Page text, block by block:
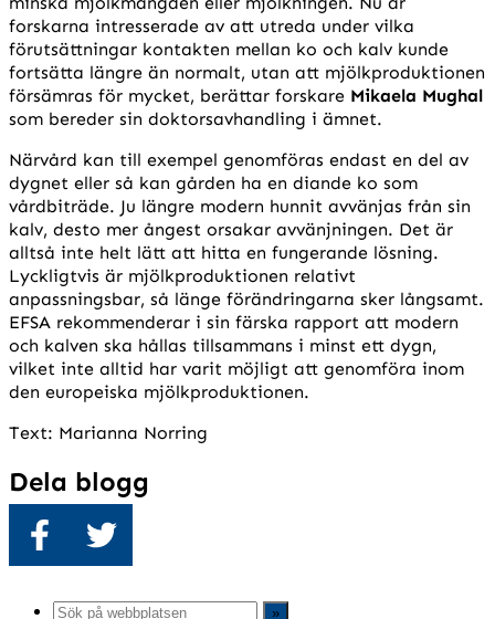
forskarna intresserade av att utreda under vilka
förutsättningar kontakten mellan ko och kalv kunde
fortsätta längre än normalt, utan att mjölkproduktionen
försämras för mycket, berättar forskare Mikaela Mughal
som bereder sin doktorsavhandling i ämnet.
Närvård kan till exempel genomföras endast en del av
dygnet eller så kan gården ha en diande ko som
vårdbiträde. Ju längre modern hunnit avvänjas från sin
kalv, desto mer ångest orsakar avvänjningen. Det är
alltså inte helt lätt att hitta en fungerande lösning.
Lyckligtvis är mjölkproduktionen relativt
anpassningsbar, så länge förändringarna sker långsamt.
EFSA rekommenderar i sin färska rapport att modern
och kalven ska hållas tillsammans i minst ett dygn,
vilket inte alltid har varit möjligt att genomföra inom
den europeiska mjölkproduktionen.
Text: Marianna Norring
Dela blogg
Dela Twittra